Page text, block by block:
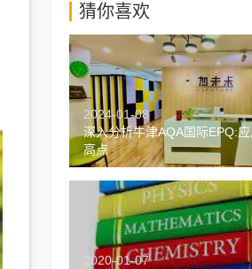
猜你喜欢
2024-01-08
深入分析牛津AQA国际EPQ:
高点
2020-01-07